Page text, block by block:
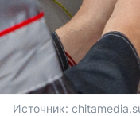
Источник: